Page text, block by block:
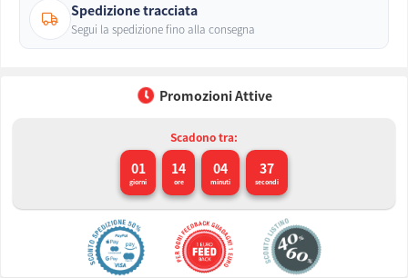
Spedizione tracciata
Segui la spedizione fino alla consegna
Promozioni Attive
Scadono tra:
01
giorni
14
ore
04
minuti
36
secondi